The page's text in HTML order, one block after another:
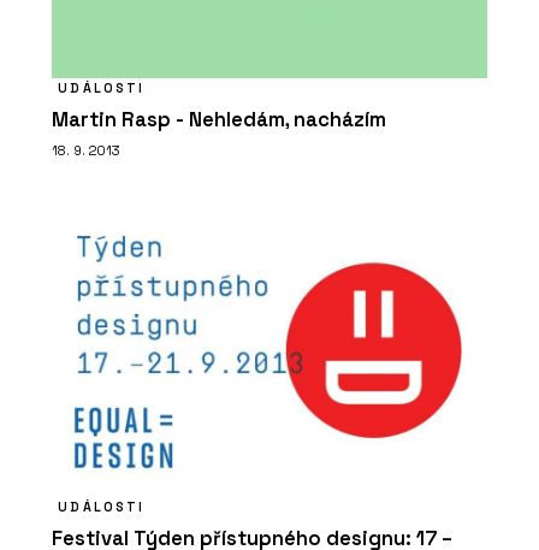
UDÁLOSTI
Martin Rasp - Nehledám, nacházím
18. 9. 2013
UDÁLOSTI
Festival Týden přístupného designu: 17 –